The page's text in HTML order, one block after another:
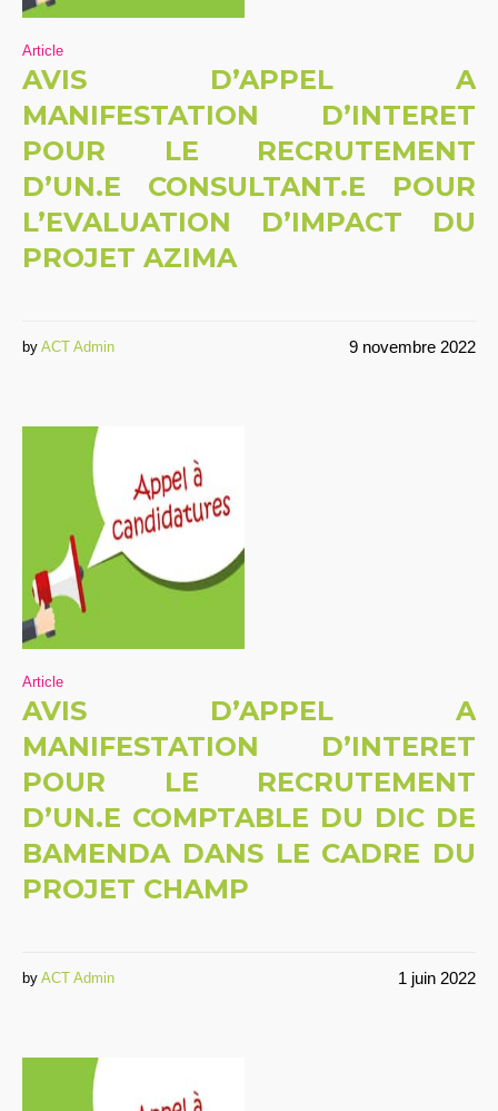
Article
AVIS D’APPEL A
MANIFESTATION D’INTERET
POUR LE RECRUTEMENT
D’UN.E CONSULTANT.E POUR
L’EVALUATION D’IMPACT DU
PROJET AZIMA
9 novembre 2022
by ACT Admin
Article
AVIS D’APPEL A
MANIFESTATION D’INTERET
POUR LE RECRUTEMENT
D’UN.E COMPTABLE DU DIC DE
BAMENDA DANS LE CADRE DU
PROJET CHAMP
1 juin 2022
by ACT Admin